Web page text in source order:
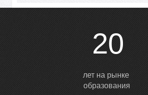
20
лет на рынке
образования